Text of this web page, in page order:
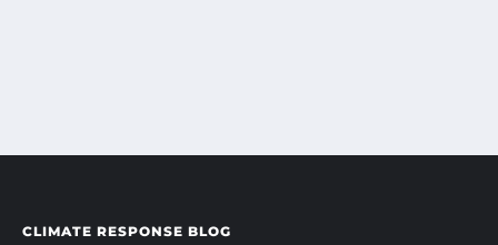
CLIMATE RESPONSE BLOG